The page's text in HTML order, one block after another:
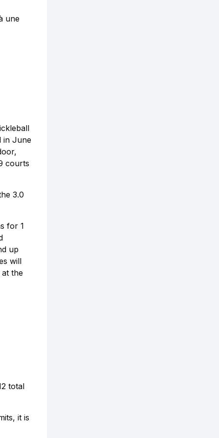
une
in June
courts
3.0
for 1
up
will
the
total
it is